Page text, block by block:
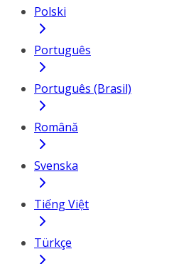
Polski
Português
Português (Brasil)
Română
Svenska
Tiếng Việt
Türkçe